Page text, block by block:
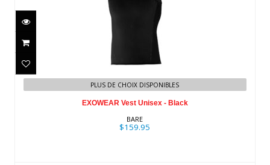
EXOWEAR Vest Unisex - Black
$159.95
PLUS DE CHOIX DISPONIBLES
EXOWEAR Vest Unisex - Black
BARE
$159.95